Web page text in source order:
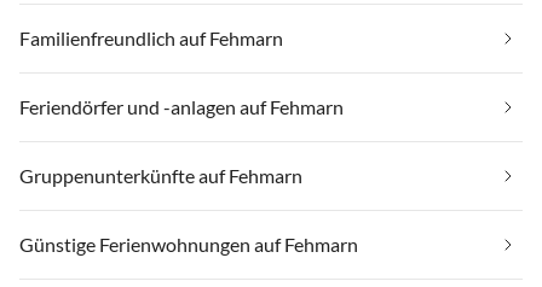
Familienfreundlich auf Fehmarn
Feriendörfer und -anlagen auf Fehmarn
Gruppenunterkünfte auf Fehmarn
Günstige Ferienwohnungen auf Fehmarn